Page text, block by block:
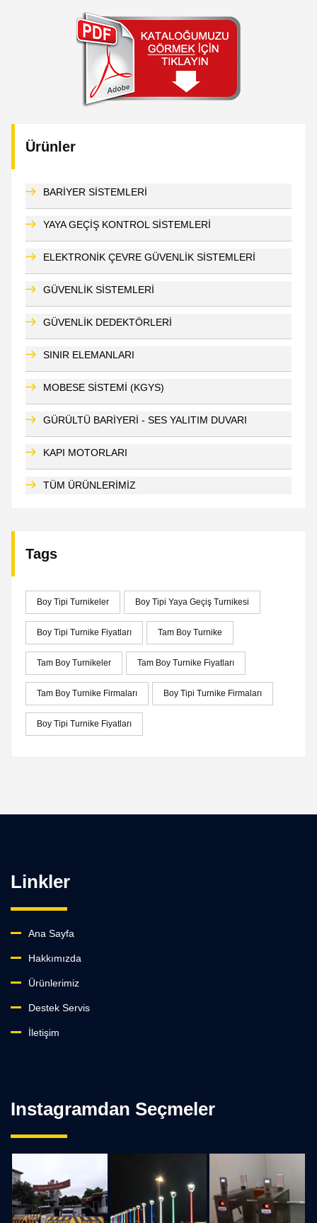
Ürünler
BARİYER SİSTEMLERİ
YAYA GEÇİŞ KONTROL SİSTEMLERİ
ELEKTRONİK ÇEVRE GÜVENLİK SİSTEMLERİ
GÜVENLİK SİSTEMLERİ
GÜVENLİK DEDEKTÖRLERİ
SINIR ELEMANLARI
MOBESE SİSTEMİ (KGYS)
GÜRÜLTÜ BARİYERİ - SES YALITIM DUVARI
KAPI MOTORLARI
TÜM ÜRÜNLERİMİZ
Tags
Boy Tipi Turnikeler Boy Tipi Yaya Geçiş Turnikesi
Boy Tipi Turnike Fiyatları Tam Boy Turnike
Tam Boy Turnikeler Tam Boy Turnike Fiyatları
Tam Boy Turnike Firmaları Boy Tipi Turnike Firmaları
Boy Tipi Turnike Fiyatları
Linkler
Ana Sayfa
Hakkımızda
Ürünlerimiz
Destek Servis
İletişim
Instagramdan Seçmeler